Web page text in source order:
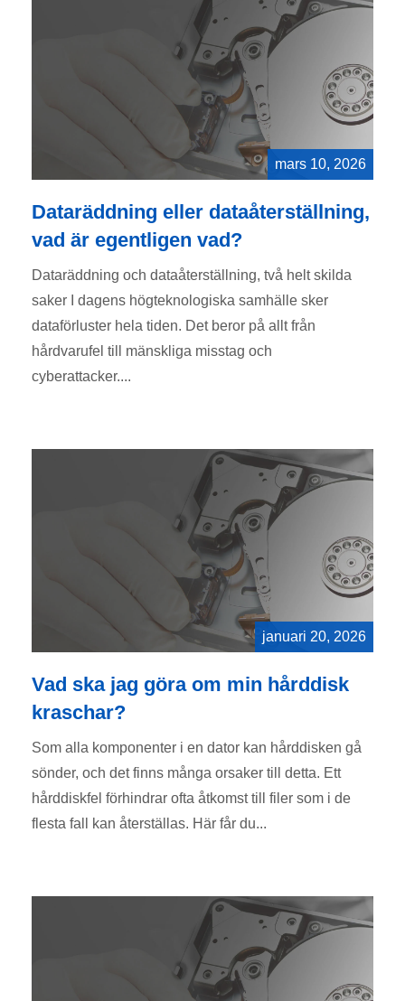
mars 10, 2026
Dataräddning eller dataåterställning,
vad är egentligen vad?
Dataräddning och dataåterställning, två helt skilda
saker I dagens högteknologiska samhälle sker
dataförluster hela tiden. Det beror på allt från
hårdvarufel till mänskliga misstag och
cyberattacker....
januari 20, 2026
Vad ska jag göra om min hårddisk
kraschar?
Som alla komponenter i en dator kan hårddisken gå
sönder, och det finns många orsaker till detta. Ett
hårddiskfel förhindrar ofta åtkomst till filer som i de
flesta fall kan återställas. Här får du...